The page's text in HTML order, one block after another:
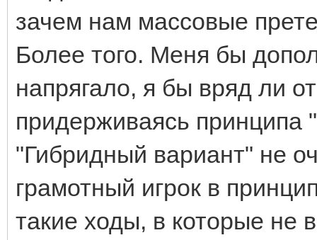
зачем нам массовые
Более того. Меня бы
напрягало, я бы вряд ли
придерживаясь принципа
"Гибридный вариант" не
грамотный игрок в
такие ходы, в которые не